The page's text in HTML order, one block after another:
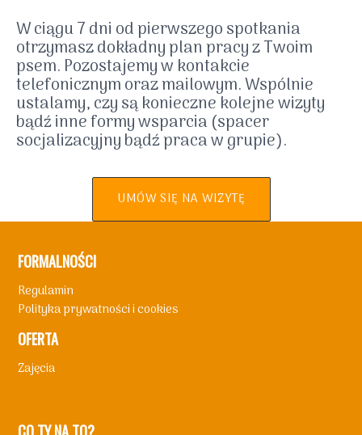
W ciągu 7 dni od pierwszego spotkania
otrzymasz dokładny plan pracy z Twoim
psem. Pozostajemy w kontakcie
telefonicznym oraz mailowym. Wspólnie
ustalamy, czy są konieczne kolejne wizyty
bądź inne formy wsparcia (spacer
socjalizacyjny bądź praca w grupie).
UMÓW SIĘ NA WIZYTĘ
FORMALNOŚCI
Regulamin
Polityka prywatności i cookies
OFERTA
Zajęcia
CO TY NA TO?